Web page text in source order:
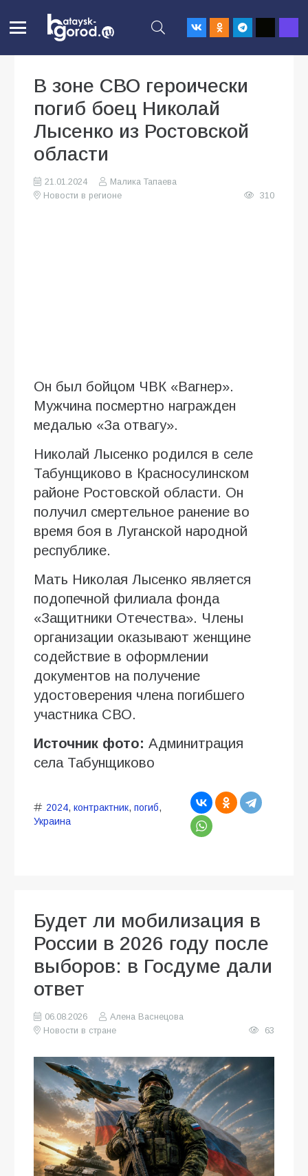
В зоне СВО героически
погиб боец Николай
Лысенко из Ростовской
области
21.01.2024
Малика Тапаева
Новости в регионе
310
Он был бойцом ЧВК «Вагнер».
Мужчина посмертно награжден
медалью «За отвагу».
Николай Лысенко родился в селе
Табунщиково в Красносулинском
районе Ростовской области. Он
получил смертельное ранение во
время боя в Луганской народной
республике.
Мать Николая Лысенко является
подопечной филиала фонда
«Защитники Отечества». Члены
организации оказывают женщине
содействие в оформлении
документов на получение
удостоверения члена погибшего
участника СВО.
Источник фото: Админитрация
села Табунщиково
2024, контрактник, погиб,
Украина
Будет ли мобилизация в
России в 2026 году после
выборов: в Госдуме дали
ответ
06.08.2026
Алена Васнецова
Новости в стране
63